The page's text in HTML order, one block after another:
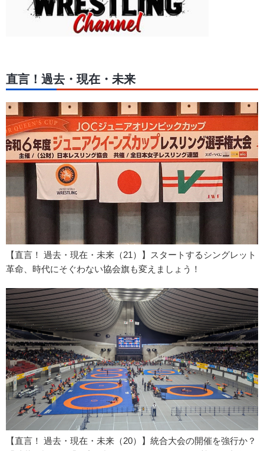
直言！過去・現在・未来
【直言！ 過去・現在・未来（21）】スタートするシングレット
革命、時代にそぐわない協会旗も変えましょう！
【直言！ 過去・現在・未来（20）】統合大会の開催を強行か？